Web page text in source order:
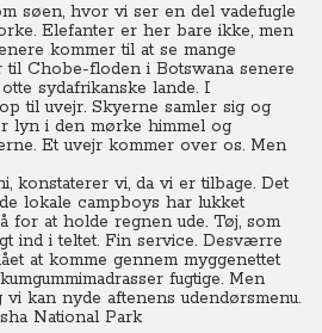
søen, hvor vi ser en del vadefugle
Elefanter er her bare ikke, men
kommer til at se mange
til Chobe-floden i Botswana senere
sydafrikanske lande. I
til uvejr. Skyerne samler sig og
lyn i den mørke himmel og
Et uvejr kommer over os. Men
konstaterer vi, da vi er tilbage. Det
lokale campboys har lukket
for at holde regnen ude. Tøj, som
ind i teltet. Fin service. Desværre
at komme gennem myggenettet
fugtige. Men
kan nyde aftenens udendørsmenu.